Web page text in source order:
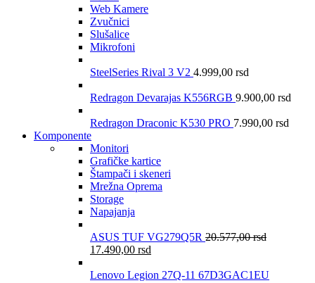
Web Kamere
Zvučnici
Slušalice
Mikrofoni
SteelSeries Rival 3 V2 4.999,00 rsd
Redragon Devarajas K556RGB 9.900,00 rsd
Redragon Draconic K530 PRO 7.990,00 rsd
Komponente
Monitori
Grafičke kartice
Štampači i skeneri
Mrežna Oprema
Storage
Napajanja
ASUS TUF VG279Q5R 20.577,00rsd
17.490,00 rsd
Lenovo Legion 27Q-11 67D3GAC1EU